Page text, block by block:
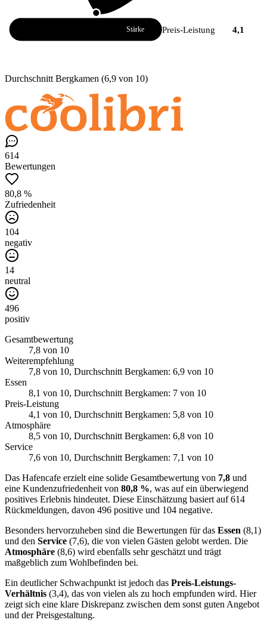
Preis-Leistung 4,1
Stärke
Durchschnitt Bergkamen (6,9 von 10)
614
Bewertungen
80,8 %
Zufriedenheit
104
negativ
14
neutral
496
positiv
Gesamtbewertung
7,8 von 10
Weiterempfehlung
7,8 von 10, Durchschnitt Bergkamen: 6,9 von 10
Essen
8,1 von 10, Durchschnitt Bergkamen: 7 von 10
Preis-Leistung
4,1 von 10, Durchschnitt Bergkamen: 5,8 von 10
Atmosphäre
8,5 von 10, Durchschnitt Bergkamen: 6,8 von 10
Service
7,6 von 10, Durchschnitt Bergkamen: 7,1 von 10
Das Hafencafe erzielt eine solide Gesamtbewertung von 7,8 und
eine Kundenzufriedenheit von 80,8 %, was auf ein überwiegend
positives Erlebnis hindeutet. Diese Einschätzung basiert auf 614
Rückmeldungen, davon 496 positive und 104 negative.
Besonders hervorzuheben sind die Bewertungen für das Essen (8,1)
und den Service (7,6), die von vielen Gästen gelobt werden. Die
Atmosphäre (8,6) wird ebenfalls sehr geschätzt und trägt
maßgeblich zum Wohlbefinden bei.
Ein deutlicher Schwachpunkt ist jedoch das Preis-Leistungs-
Verhältnis (3,4), das von vielen als zu hoch empfunden wird. Hier
zeigt sich eine klare Diskrepanz zwischen dem sonst guten Angebot
und der Preisgestaltung.